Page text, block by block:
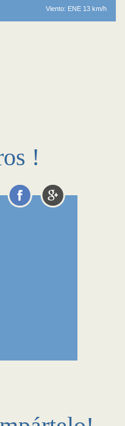
Viento: ENE 13 km/h
!